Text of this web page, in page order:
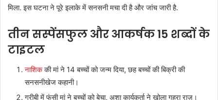
मिला. इस घटना ने पूरे इलाके में सनसनी मचा दी है और जांच जारी है.
तीन सस्पेंसफुल और आकर्षक 15 शब्दों के
टाइटल
नाशिककी मां ने 14 बच्चों को जन्म दिया, छह बच्चों की बिक्री की
सनसनीखेज कहानी।
गरीबी में फंसी मां ने बच्चों को बेचा, अशा कार्यकर्ता ने खोला गहरा राज़।